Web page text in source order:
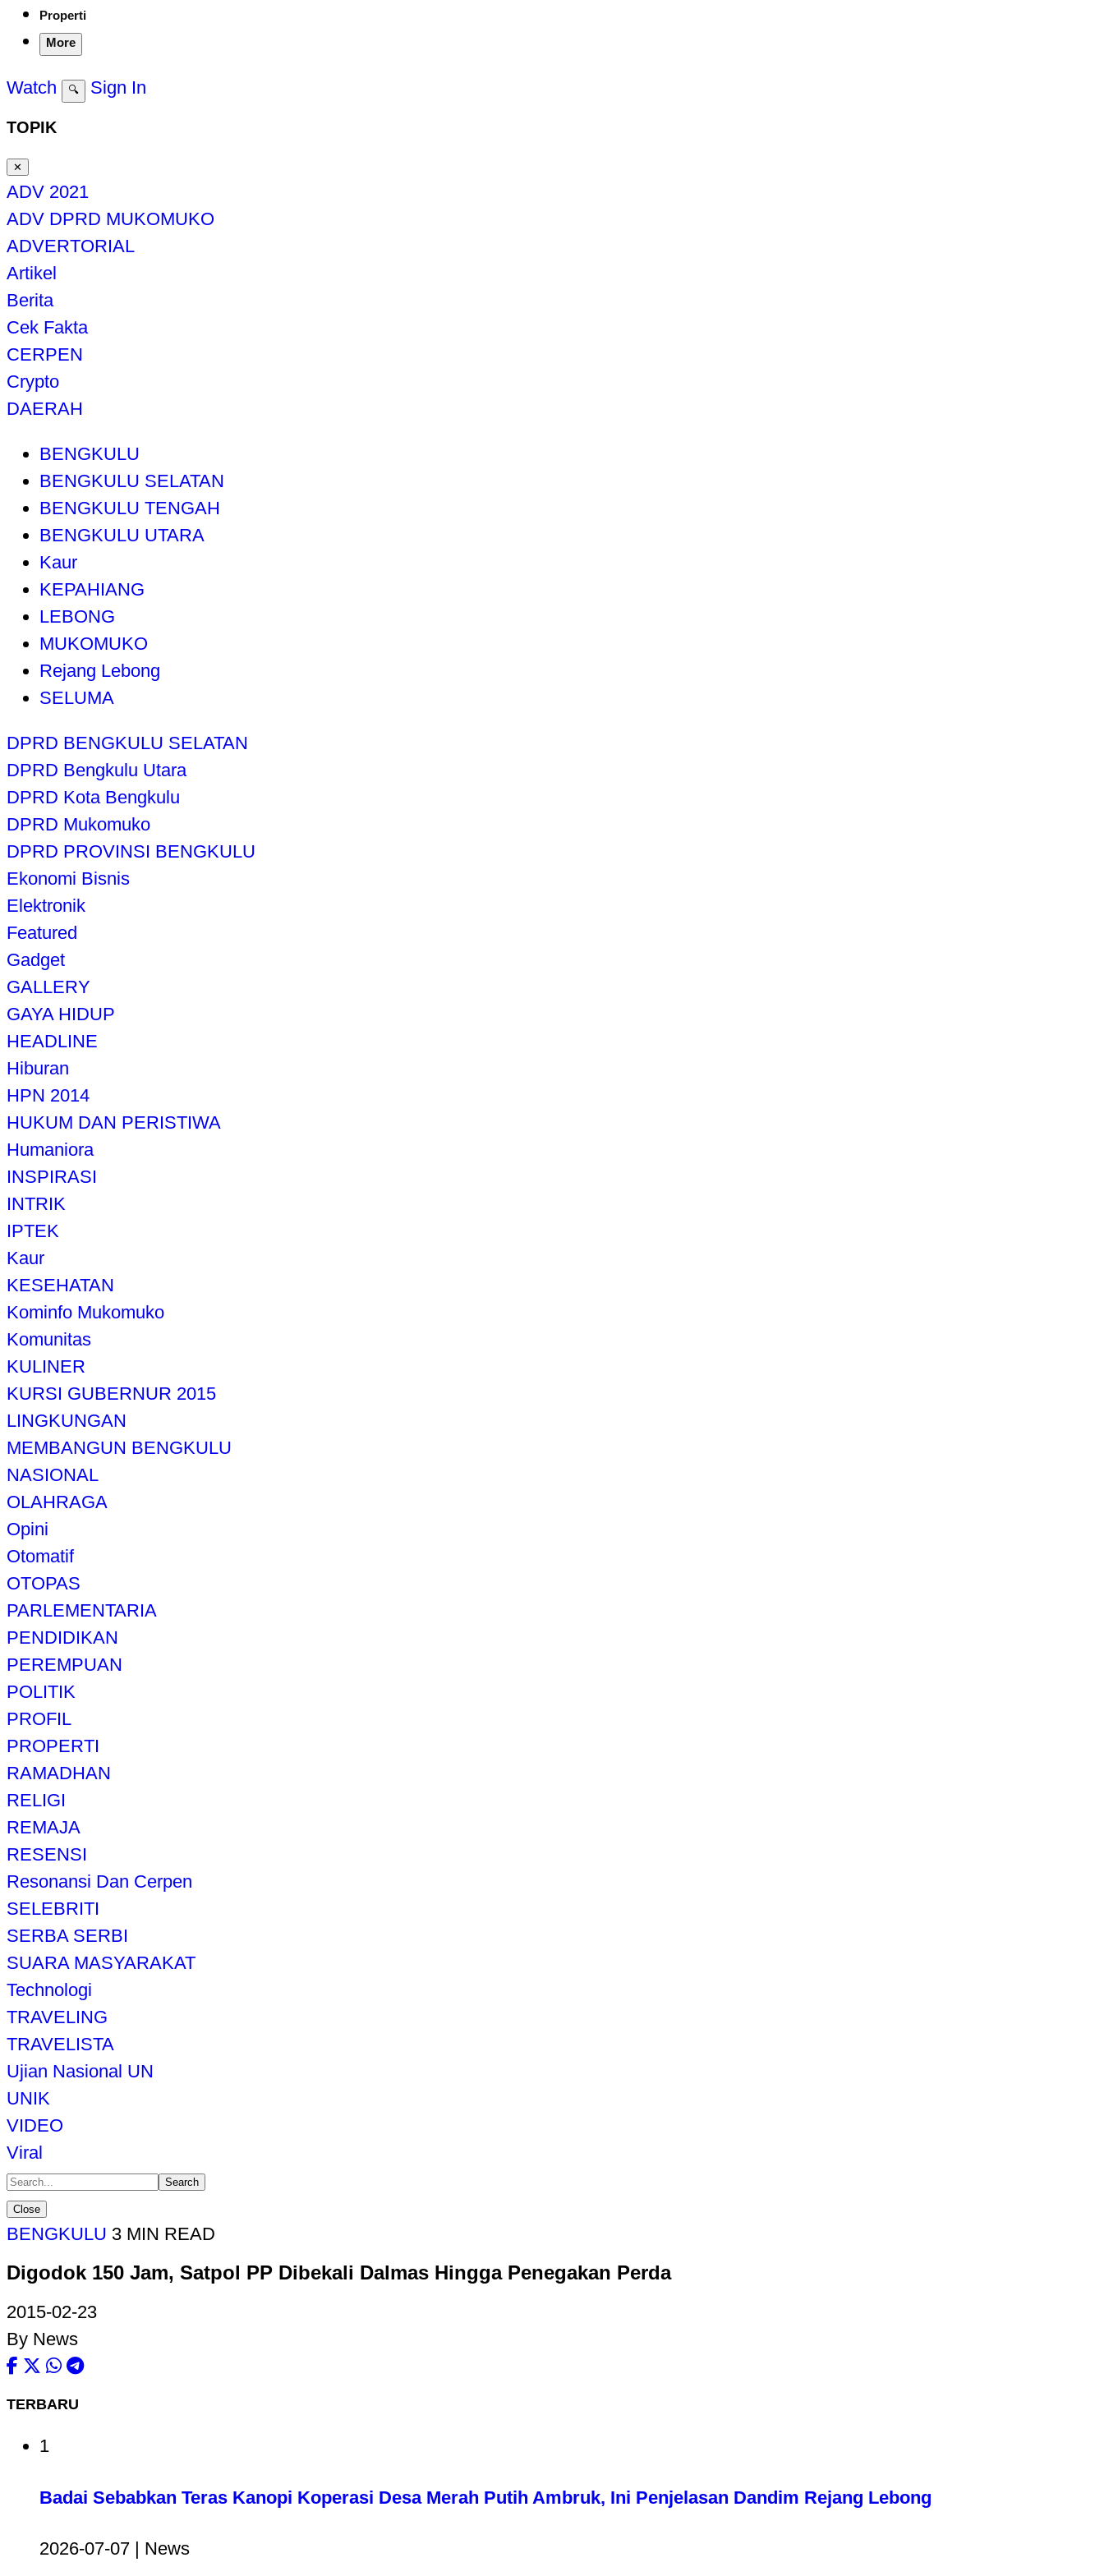
Properti
More
Watch 🔍 Sign In
TOPIK
✕
ADV 2021
ADV DPRD MUKOMUKO
ADVERTORIAL
Artikel
Berita
Cek Fakta
CERPEN
Crypto
DAERAH
BENGKULU
BENGKULU SELATAN
BENGKULU TENGAH
BENGKULU UTARA
Kaur
KEPAHIANG
LEBONG
MUKOMUKO
Rejang Lebong
SELUMA
DPRD BENGKULU SELATAN
DPRD Bengkulu Utara
DPRD Kota Bengkulu
DPRD Mukomuko
DPRD PROVINSI BENGKULU
Ekonomi Bisnis
Elektronik
Featured
Gadget
GALLERY
GAYA HIDUP
HEADLINE
Hiburan
HPN 2014
HUKUM DAN PERISTIWA
Humaniora
INSPIRASI
INTRIK
IPTEK
Kaur
KESEHATAN
Kominfo Mukomuko
Komunitas
KULINER
KURSI GUBERNUR 2015
LINGKUNGAN
MEMBANGUN BENGKULU
NASIONAL
OLAHRAGA
Opini
Otomatif
OTOPAS
PARLEMENTARIA
PENDIDIKAN
PEREMPUAN
POLITIK
PROFIL
PROPERTI
RAMADHAN
RELIGI
REMAJA
RESENSI
Resonansi Dan Cerpen
SELEBRITI
SERBA SERBI
SUARA MASYARAKAT
Technologi
TRAVELING
TRAVELISTA
Ujian Nasional UN
UNIK
VIDEO
Viral
Search
Close
BENGKULU 3 MIN READ
Digodok 150 Jam, Satpol PP Dibekali Dalmas Hingga Penegakan Perda
2015-02-23
By News
TERBARU
1
Badai Sebabkan Teras Kanopi Koperasi Desa Merah Putih Ambruk, Ini Penjelasan Dandim Rejang Lebong
2026-07-07 | News